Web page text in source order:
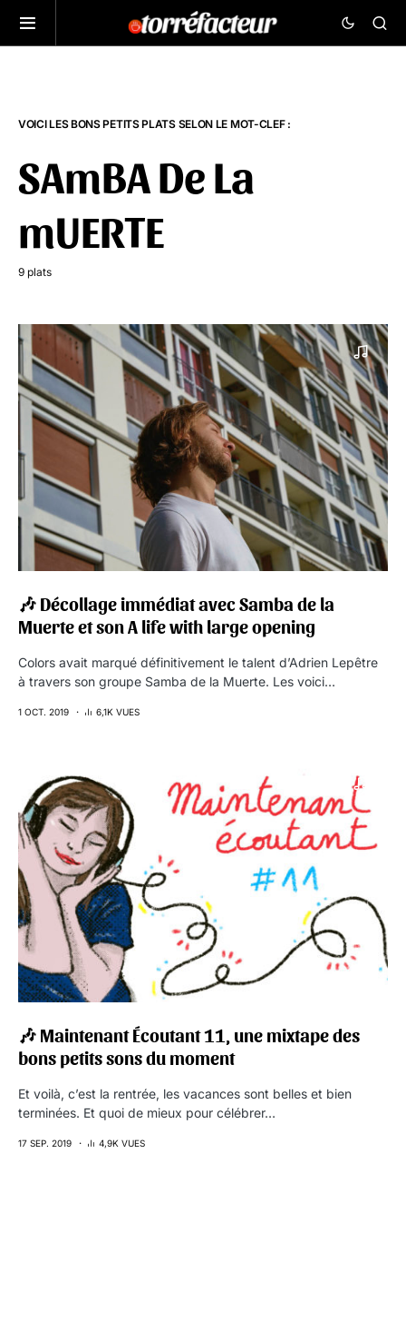
VOICI LES BONS PETITS PLATS SELON LE MOT-CLEF :
SAmBA De La
mUERTE
9 plats
🎶 Décollage immédiat avec Samba de la
Muerte et son A life with large opening
Colors avait marqué définitivement le talent d’Adrien Lepêtre
à travers son groupe Samba de la Muerte. Les voici…
1 OCT. 2019 6,1K VUES
🎶 Maintenant Écoutant 11, une mixtape des
bons petits sons du moment
Et voilà, c’est la rentrée, les vacances sont belles et bien
terminées. Et quoi de mieux pour célébrer…
17 SEP. 2019 4,9K VUES